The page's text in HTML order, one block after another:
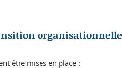
organisationnelle
être mises en place :